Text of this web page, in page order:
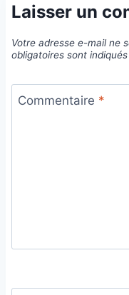
Laisser un
Votre adresse e-mail ne
obligatoires sont
Commentaire *